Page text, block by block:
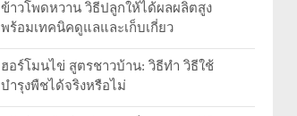
ข้าวโพดหวาน วิธีปลูกให้ได้ผลผลิตสูง
พร้อมเทคนิคดูแลและเก็บเกี่ยว
ฮอร์โมนไข่ สูตรชาวบ้าน: วิธีทำ วิธีใช้
บำรุงพืชได้จริงหรือไม่